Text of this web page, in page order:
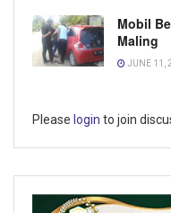
Mobil
Maling
JUNE 11,
Please login to join